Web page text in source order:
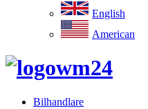
English
American
Bilhandlare